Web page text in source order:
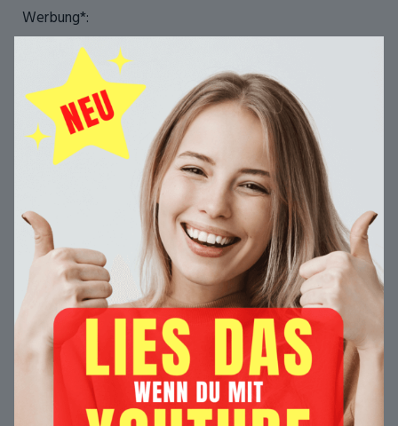
Werbung*: